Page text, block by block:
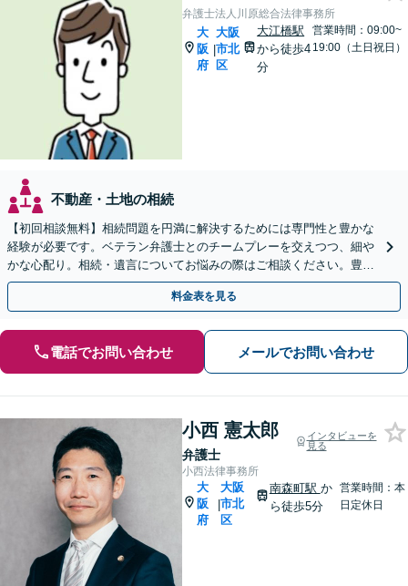
弁護士法人川原総合法律事務所
大
阪
府
|
大阪
市北
区
大江橋駅
から徒歩4
分
営業時間：09:00~
19:00（土日祝日）
不動産・土地の相続
【初回相談無料】相続問題を円満に解決するためには専門性と豊かな
経験が必要です。ベテラン弁護士とのチームプレーを交えつつ、細や
かな心配り。相続・遺言についてお悩みの際はご相談ください。豊富
な経験を生かして問題を解決いたします。
料金表を見る
電話でお問い合わせ メールでお問い合わせ
小西 憲太郎
弁護士
インタビューを
見る
小西法律事務所
大
阪
府
|
大阪
市北
区
南森町駅 か
ら徒歩5分
営業時間：本
日定休日